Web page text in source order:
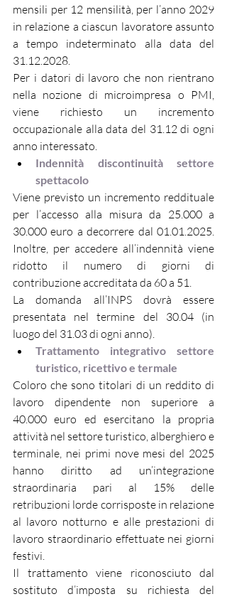
mensili per 12 mensilità, per l’anno 2029
in relazione a ciascun lavoratore assunto
a tempo indeterminato alla data del
31.12.2028.
Per i datori di lavoro che non rientrano
nella nozione di microimpresa o PMI,
viene richiesto un incremento
occupazionale alla data del 31.12 di ogni
anno interessato.
Indennità discontinuità settore
spettacolo
Viene previsto un incremento reddituale
per l’accesso alla misura da 25.000 a
30.000 euro a decorrere dal 01.01.2025.
Inoltre, per accedere all’indennità viene
ridotto il numero di giorni di
contribuzione accreditata da 60 a 51.
La domanda all’INPS dovrà essere
presentata nel termine del 30.04 (in
luogo del 31.03 di ogni anno).
Trattamento integrativo settore
turistico, ricettivo e termale
Coloro che sono titolari di un reddito di
lavoro dipendente non superiore a
40.000 euro ed esercitano la propria
attività nel settore turistico, alberghiero e
terminale, nei primi nove mesi del 2025
hanno diritto ad un’integrazione
straordinaria pari al 15% delle
retribuzioni lorde corrisposte in relazione
al lavoro notturno e alle prestazioni di
lavoro straordinario effettuate nei giorni
festivi.
Il trattamento viene riconosciuto dal
sostituto d’imposta su richiesta del